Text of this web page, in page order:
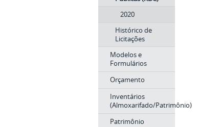
2020
Histórico de
Licitações
Modelos e
Formulários
Orçamento
Inventários
(Almoxarifado/Patrimônio)
Patrimônio